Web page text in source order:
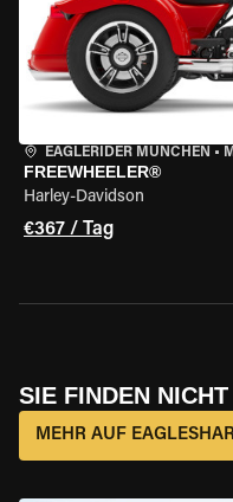
EAGLERIDER MÜNCHEN •
FREEWHEELER®
Harley-Davidson
€367 / Tag
SIE FINDEN
MEHR AUF